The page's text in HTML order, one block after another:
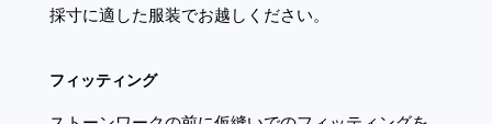
採寸に適した服装でお越しください。
フィッティング